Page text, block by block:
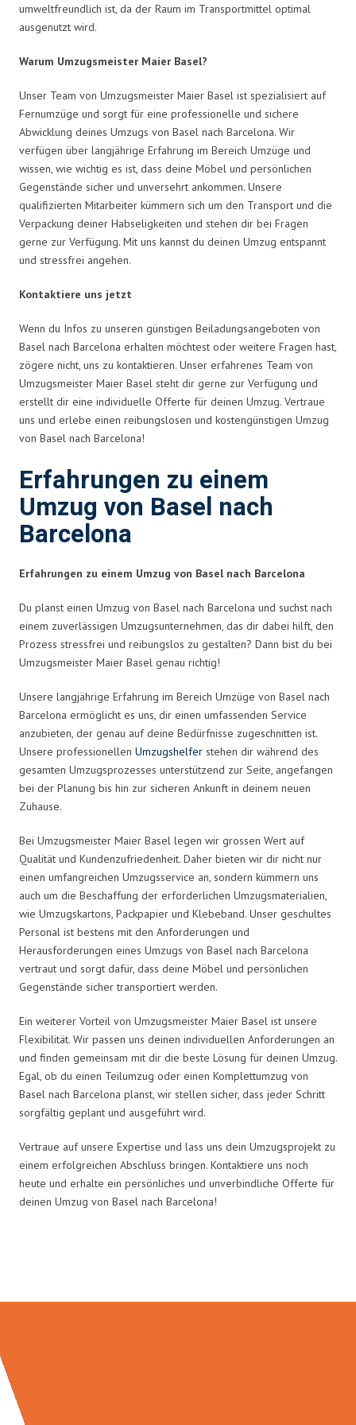
umweltfreundlich ist, da der Raum im Transportmittel optimal
ausgenutzt wird.
Warum Umzugsmeister Maier Basel?
Unser Team von Umzugsmeister Maier Basel ist spezialisiert auf
Fernumzüge und sorgt für eine professionelle und sichere
Abwicklung deines Umzugs von Basel nach Barcelona. Wir
verfügen über langjährige Erfahrung im Bereich Umzüge und
wissen, wie wichtig es ist, dass deine Möbel und persönlichen
Gegenstände sicher und unversehrt ankommen. Unsere
qualifizierten Mitarbeiter kümmern sich um den Transport und die
Verpackung deiner Habseligkeiten und stehen dir bei Fragen
gerne zur Verfügung. Mit uns kannst du deinen Umzug entspannt
und stressfrei angehen.
Kontaktiere uns jetzt
Wenn du Infos zu unseren günstigen Beiladungsangeboten von
Basel nach Barcelona erhalten möchtest oder weitere Fragen hast,
zögere nicht, uns zu kontaktieren. Unser erfahrenes Team von
Umzugsmeister Maier Basel steht dir gerne zur Verfügung und
erstellt dir eine individuelle Offerte für deinen Umzug. Vertraue
uns und erlebe einen reibungslosen und kostengünstigen Umzug
von Basel nach Barcelona!
Erfahrungen zu einem
Umzug von Basel nach
Barcelona
Erfahrungen zu einem Umzug von Basel nach Barcelona
Du planst einen Umzug von Basel nach Barcelona und suchst nach
einem zuverlässigen Umzugsunternehmen, das dir dabei hilft, den
Prozess stressfrei und reibungslos zu gestalten? Dann bist du bei
Umzugsmeister Maier Basel genau richtig!
Unsere langjährige Erfahrung im Bereich Umzüge von Basel nach
Barcelona ermöglicht es uns, dir einen umfassenden Service
anzubieten, der genau auf deine Bedürfnisse zugeschnitten ist.
Unsere professionellen Umzugshelfer stehen dir während des
gesamten Umzugsprozesses unterstützend zur Seite, angefangen
bei der Planung bis hin zur sicheren Ankunft in deinem neuen
Zuhause.
Bei Umzugsmeister Maier Basel legen wir grossen Wert auf
Qualität und Kundenzufriedenheit. Daher bieten wir dir nicht nur
einen umfangreichen Umzugsservice an, sondern kümmern uns
auch um die Beschaffung der erforderlichen Umzugsmaterialien,
wie Umzugskartons, Packpapier und Klebeband. Unser geschultes
Personal ist bestens mit den Anforderungen und
Herausforderungen eines Umzugs von Basel nach Barcelona
vertraut und sorgt dafür, dass deine Möbel und persönlichen
Gegenstände sicher transportiert werden.
Ein weiterer Vorteil von Umzugsmeister Maier Basel ist unsere
Flexibilität. Wir passen uns deinen individuellen Anforderungen an
und finden gemeinsam mit dir die beste Lösung für deinen Umzug.
Egal, ob du einen Teilumzug oder einen Komplettumzug von
Basel nach Barcelona planst, wir stellen sicher, dass jeder Schritt
sorgfältig geplant und ausgeführt wird.
Vertraue auf unsere Expertise und lass uns dein Umzugsprojekt zu
einem erfolgreichen Abschluss bringen. Kontaktiere uns noch
heute und erhalte ein persönliches und unverbindliche Offerte für
deinen Umzug von Basel nach Barcelona!